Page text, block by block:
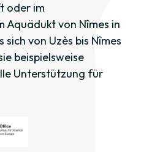
oder im
Aquädukt von Nîmes in
von Uzès bis Nîmes
beispielsweise
Unterstützung für